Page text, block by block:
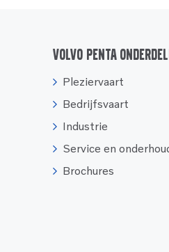
Volvo Penta
Pleziervaart
Bedrijfsvaart
Industrie
Service en
Brochures